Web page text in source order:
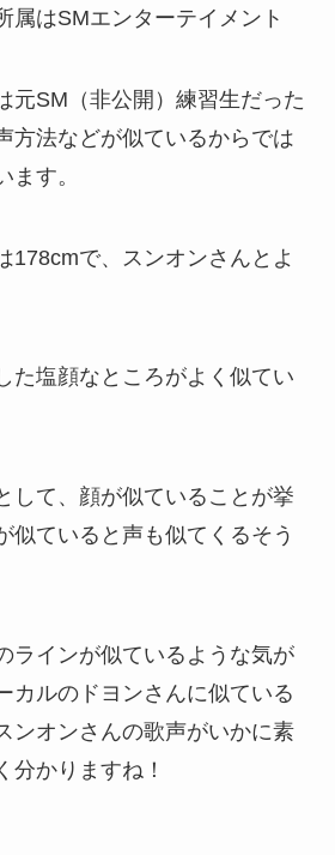
属はSMエンターテイメント
元SM（非公開）練習生だった
方法などが似ているから では
ます。
178cmで、スンオンさんとよ
た塩顔なところがよく似てい
して、顔が似ていることが挙
似ていると声も似てくるそう
ラインが似ているような気が
カルのドヨンさんに似ている
ンオンさんの歌声がいかに素
分かりますね！